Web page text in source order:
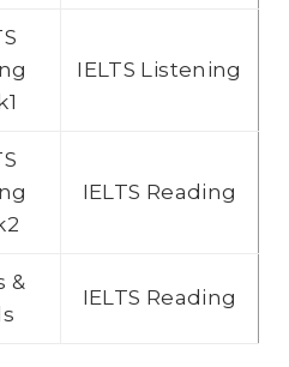
IELTS Listening
IELTS Reading
&
IELTS Reading